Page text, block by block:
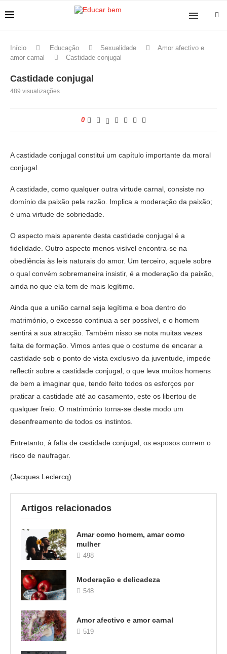
Início Educação Sexualidade
Amor afectivo e
amor carnal
Castidade conjugal
Castidade conjugal
489 visualizações
0
A castidade conjugal constitui um capítulo importante da moral
conjugal.
A castidade, como qualquer outra virtude carnal, consiste no
domínio da paixão pela razão. Implica a moderação da paixão;
é uma virtude de sobriedade.
O aspecto mais aparente desta castidade conjugal é a
fidelidade. Outro aspecto menos visível encontra-se na
obediência às leis naturais do amor. Um terceiro, aquele sobre
o qual convém sobremaneira insistir, é a moderação da paixão,
ainda no que ela tem de mais legítimo.
Ainda que a união carnal seja legítima e boa dentro do
matrimónio, o excesso continua a ser possível, e o homem
sentirá a sua atracção. Também nisso se nota muitas vezes
falta de formação. Vimos antes que o costume de encarar a
castidade sob o ponto de vista exclusivo da juventude, impede
reflectir sobre a castidade conjugal, o que leva muitos homens
de bem a imaginar que, tendo feito todos os esforços por
praticar a castidade até ao casamento, este os libertou de
qualquer freio. O matrimónio torna-se deste modo um
desenfreamento de todos os instintos.
Entretanto, à falta de castidade conjugal, os esposos correm o
risco de naufragar.
(Jacques Leclercq)
Artigos relacionados
Amar como homem, amar como
mulher
498
Moderação e delicadeza
548
Amor afectivo e amor carnal
519